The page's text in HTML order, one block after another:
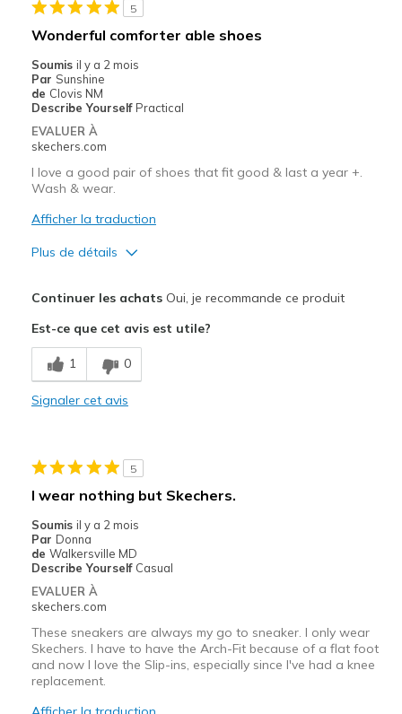
Stylish
Les meilleures utilisations
Casual Wear
Going Out
Special Occasions
Travel
Width
Feels true to width
Sizing
5
Wonderful comforter able shoes
Soumis il y a 2 mois
Par Sunshine
de Clovis NM
Describe Yourself Practical
EVALUER À
skechers.com
I love a good pair of shoes that fit good & last a year +.
Wash & wear.
Afficher la traduction
Plus de détails
Breathe Well
Comfortable
Les meilleures utilisations
Going Out
Width
Sizing
View On Shoes
I'm Really Into Shoes
Continuer les achatsOui, je recommande ce produit
Est-ce que cet avis est utile?
1 0
Signaler cet avis
5
I wear nothing but Skechers.
Soumis il y a 2 mois
Par Donna
de Walkersville MD
Describe Yourself Casual
EVALUER À
skechers.com
These sneakers are always my go to sneaker. I only wear
Skechers. I have to have the Arch-Fit because of a flat foot
and now I love the Slip-ins, especially since I've had a knee
replacement.